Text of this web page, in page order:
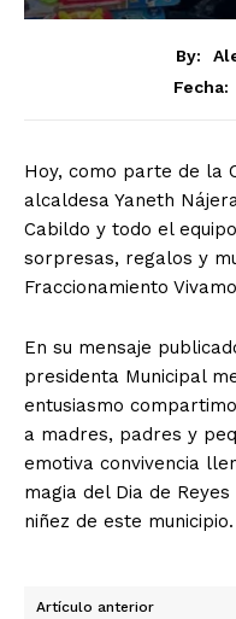
By:
Fecha:
Hoy, como parte de la
alcaldesa Yaneth
Cabildo y todo el
sorpresas, regalos y
Fraccionamiento
En su mensaje
presidenta Municipal
entusiasmo
a madres, padres y
emotiva convivencia
magia del Dia de
niñez de este municipio.
Artículo anterior